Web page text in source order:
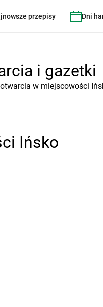
przepisy Dni
i gazetki
w miejscowości
Ińsko